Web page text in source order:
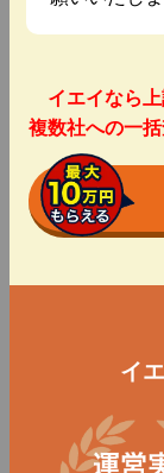
イエイなら
複数社への一
イ